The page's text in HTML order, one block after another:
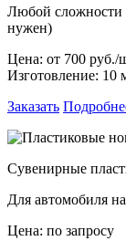
Любой сложности
нужен)
Цена: от 700 руб./
Изготовление: 10
Заказать
Сувенирные
Для автомобиля
Цена: по запросу